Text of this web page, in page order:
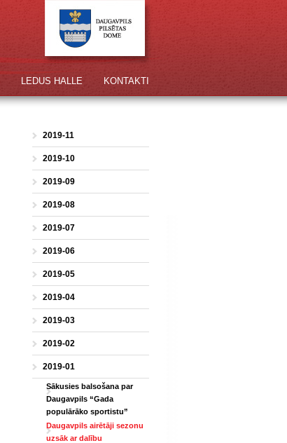
KONTAKTI
LEDUS HALLE
2019-11
2019-10
2019-09
2019-08
2019-07
2019-06
2019-05
2019-04
2019-03
2019-02
2019-01
Sākusies balsošana par
Daugavpils “Gada
populārāko sportistu”
Daugavpils airētāji sezonu
uzsāk ar dalību